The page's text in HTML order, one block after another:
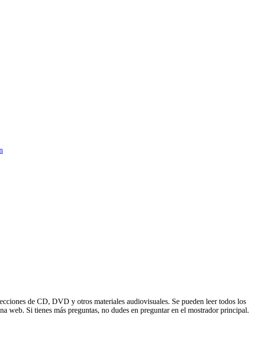
de CD, DVD y otros materiales audiovisuales. Se pueden leer todos los
web. Si tienes más preguntas, no dudes en preguntar en el mostrador principal.